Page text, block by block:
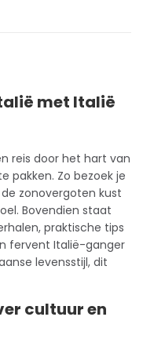
met Italië
reis door het hart van
pakken. Zo bezoek je
zonovergoten kust
Bovendien staat
praktische tips
fervent Italië-ganger
levensstijl, dit
cultuur en